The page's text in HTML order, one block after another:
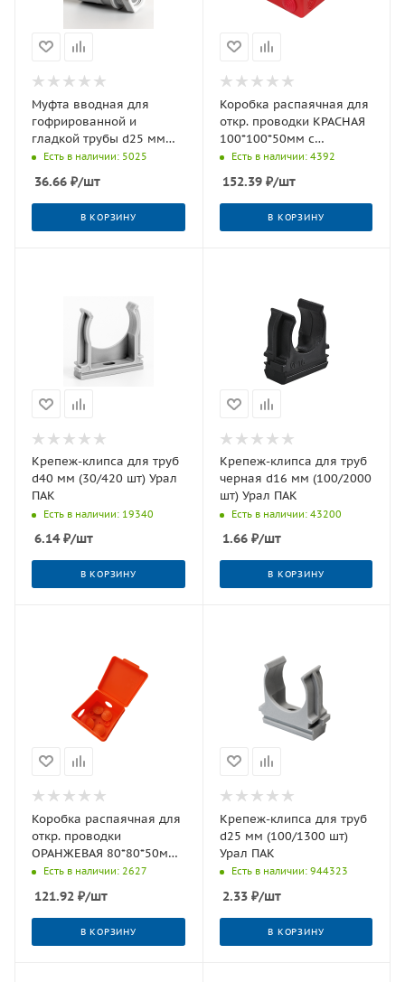
Муфта вводная для
гофрированной и
гладкой трубы d25 мм
(25/250 шт) Урал ПАК
Есть в наличии: 5025
36.66 ₽/шт
В КОРЗИНУ
Коробка распаячная для
откр. проводки КРАСНАЯ
100*100*50мм с
гермовводами,
ОГНЕСТОЙКАЯ (FR) (18 шт)
Есть в наличии: 4392
152.39₽/шт
В КОРЗИНУ
Крепеж-клипса для труб
d40 мм (30/420 шт) Урал
ПАК
Есть в наличии: 19340
6.14₽/шт
В КОРЗИНУ
Крепеж-клипса для труб
черная d16 мм (100/2000
шт) Урал ПАК
Есть в наличии: 43200
1.66₽/шт
В КОРЗИНУ
Коробка распаячная для
откр. проводки
ОРАНЖЕВАЯ 80*80*50мм
с гермовводами,
ОГНЕСТОЙКАЯ (FR) (32 шт)
Есть в наличии: 2627
121.92 ₽/шт
В КОРЗИНУ
Крепеж-клипса для труб
d25 мм (100/1300 шт)
Урал ПАК
Есть в наличии: 944323
2.33₽/шт
В КОРЗИНУ